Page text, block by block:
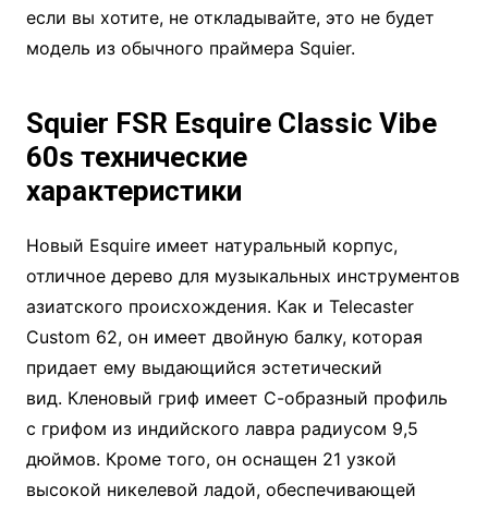
если вы хотите, не откладывайте, это не будет
модель из обычного праймера Squier.
Squier FSR Esquire Classic Vibe
60s технические
характеристики
Новый Esquire имеет натуральный корпус,
отличное дерево для музыкальных инструментов
азиатского происхождения. Как и Telecaster
Custom 62, он имеет двойную балку, которая
придает ему выдающийся эстетический
вид. Кленовый гриф имеет С-образный профиль
с грифом из индийского лавра радиусом 9,5
дюймов. Кроме того, он оснащен 21 узкой
высокой никелевой ладой, обеспечивающей